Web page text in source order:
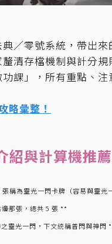
／零號系統，帶出
清存檔機制與計分
課」，所有重點、注
略彙整！
紹與計算機推薦
稱為靈光一閃卡牌（容易與靈光
那張，總共 5 張 **
靈光一閃，下文統稱普閃與神閃